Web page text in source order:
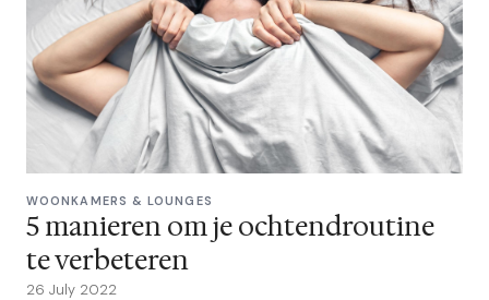
WOONKAMERS & LOUNGES
5 manieren om je ochtendroutine
te verbeteren
26 July 2022